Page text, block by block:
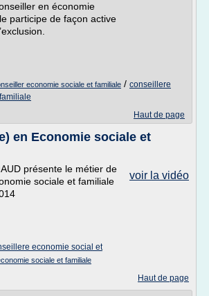
en économie
participe de façon active
economie sociale et familiale / conseillere
Haut de page
en Economie sociale et
voir la vidéo
présente le métier de
sociale et familiale
economie social et
sociale et familiale
Haut de page